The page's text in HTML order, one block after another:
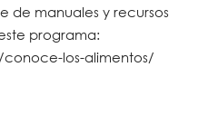
de manuales y recursos
programa:
los-alimentos/